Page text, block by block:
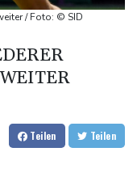
SpaceX-Rakete auf
Escobar erst gerettet
hinter Infantino
/ Foto: © SID
Teilen Teilen